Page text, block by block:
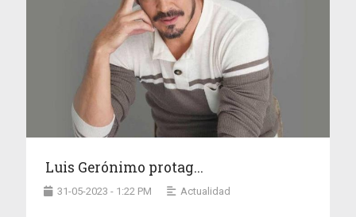
Luis Gerónimo protag...
31-05-2023 - 1:22 PM Actualidad